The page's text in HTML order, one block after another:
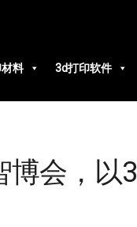
料 3d打印软件
博会，以